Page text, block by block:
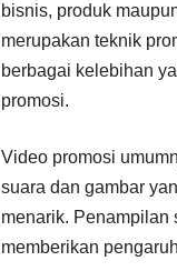
bisnis, produk
merupakan teknik
berbagai kelebihan
promosi.
Video promosi
suara dan gambar
menarik. Penampilan
memberikan